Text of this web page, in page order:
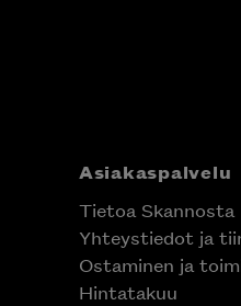
Asiakaspalvelu
Tietoa Skannosta
Yhteystiedot ja
Ostaminen ja
Hintatakuu